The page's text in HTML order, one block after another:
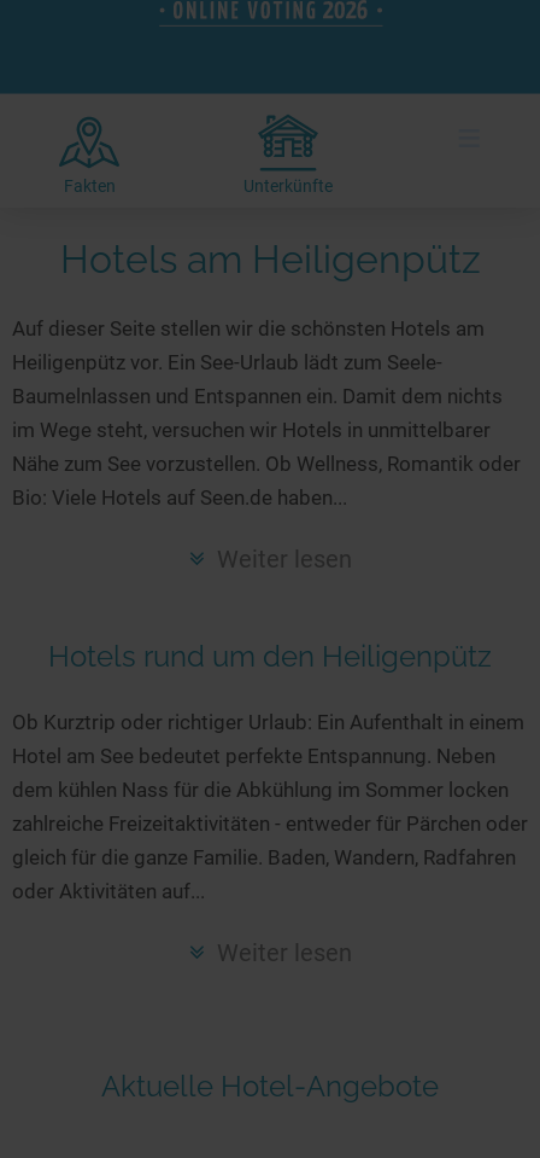
Radtouren am See
Kitesurfen
Kanu- & Kajaktouren
Badeseen in Deutschland
Wellness am See
Urlaub an der Küste
Unterkünfte
Hotels am See
Ferienwohnungen
Camping
Kanu- & Kajak-Urlaub
Wanderurlaub
Bikeurlaub
Auszeit & Wellness
Camping am See
Top-Hotels
Familienhotels
Wellness-Hotels
Biohotels
Ausgefallenes
Häuser auf dem Wasser
Hundefreundliche Unterkünfte
Seen in Deutschland
Seen in Europa
Überwachte Badestellen
Unsere See-Highlights
Deutschlands schönste Seen
Top Seen nach Bundesländern
Top Seen nach Regionen
Deutschlands Lieblingsseen
Frankreich
Niederlande
Schweden
Norwegen
alle Länder…
Fakten Unterkünfte
Hotels am Heiligenpütz
Auf dieser Seite stellen wir die schönsten Hotels am
Heiligenpütz vor. Ein See-Urlaub lädt zum Seele-
Baumelnlassen und Entspannen ein. Damit dem nichts
im Wege steht, versuchen wir Hotels in unmittelbarer
Nähe zum See vorzustellen. Ob Wellness, Romantik oder
Bio: Viele Hotels auf Seen.de haben...
Weiter lesen
Hotels rund um den Heiligenpütz
Ob Kurztrip oder richtiger Urlaub: Ein Aufenthalt in einem
Hotel am See bedeutet perfekte Entspannung. Neben
dem kühlen Nass für die Abkühlung im Sommer locken
zahlreiche Freizeitaktivitäten - entweder für Pärchen oder
gleich für die ganze Familie. Baden, Wandern, Radfahren
oder Aktivitäten auf...
Weiter lesen
Aktuelle Hotel-Angebote